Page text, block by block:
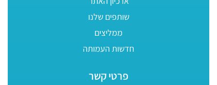
שותפים שלנו
ממליצים
חדשות העמותה
פרטי קשר